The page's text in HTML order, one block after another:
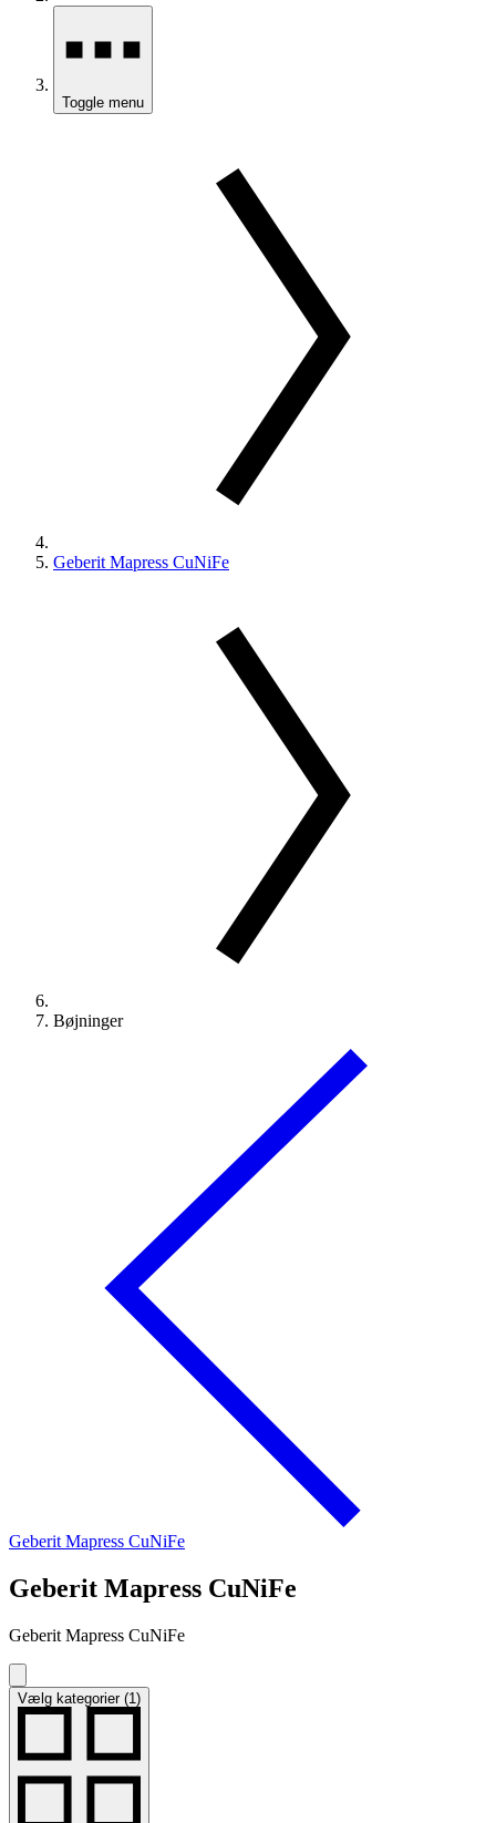
Toggle menu
Geberit Mapress CuNiFe
Bøjninger
Geberit Mapress CuNiFe
Geberit Mapress CuNiFe
Geberit Mapress CuNiFe
Vælg kategorier (1)